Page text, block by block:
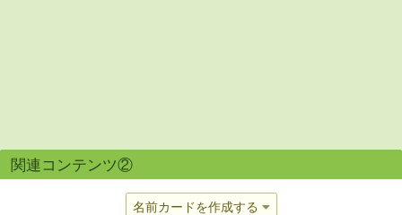
関連コンテンツ②
名前カードを作成する